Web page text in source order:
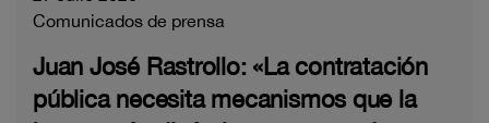
Comunicados de prensa
Juan José Rastrollo: «La contratación
pública necesita mecanismos que la